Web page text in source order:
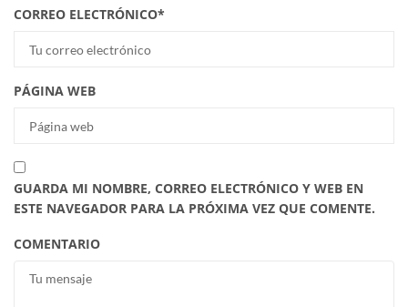
CORREO ELECTRÓNICO*
PÁGINA WEB
GUARDA MI NOMBRE, CORREO ELECTRÓNICO Y WEB EN
ESTE NAVEGADOR PARA LA PRÓXIMA VEZ QUE COMENTE.
COMENTARIO